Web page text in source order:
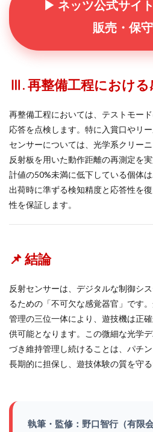
▶ ネッツ公式サイ
販売・保
Ⅲ. 再整備工程におけ
再整備工程においては、テストモー
応答を点検します。特に入賞口やリ
センサーについては、光学系クリー
反射板を用いた動作距離の再測定を
計値の50%未満に低下している個体
出荷時に準ずる検知精度と応答性を
性を保証します。
📌 結論
反射センサーは、デジタルな制御シ
るための「不可欠な感覚器官」です
管理の三位一体により、遊技機は正
供可能となります。この微細な光学
づき維持管理し続けることは、パチ
長期的に担保し、遊技体験の質を守
執筆・監修：野口智行（有限